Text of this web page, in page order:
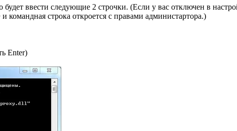
ввести следующие 2 строчки. (Если у вас отключен в
строка откроется с правами администартора.)
Enter)